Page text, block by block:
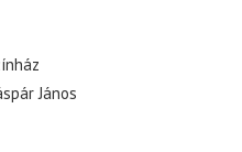
János